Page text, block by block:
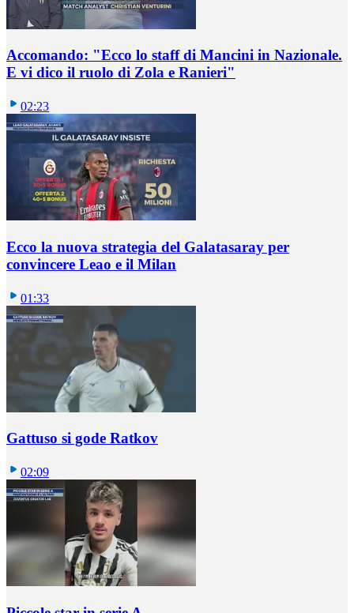
Accomando: "Ecco lo staff di Mancini in Nazionale.
E vi dico il ruolo di Zola e Ranieri"
02:23
Ecco la nuova strategia del Galatasaray per
convincere Leao e il Milan
01:33
Gattuso si gode Ratkov
02:09